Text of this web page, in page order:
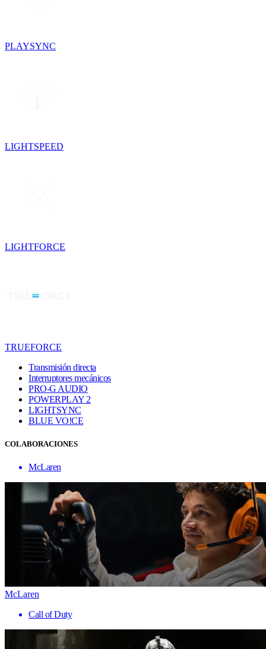
PLAYSYNC
LIGHTSPEED
LIGHTFORCE
TRUEFORCE
Transmisión directa
Interruptores mecánicos
PRO-G AUDIO
POWERPLAY 2
LIGHTSYNC
BLUE VO!CE
COLABORACIONES
McLaren
McLaren
Call of Duty